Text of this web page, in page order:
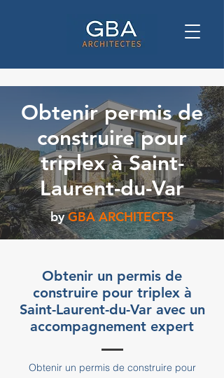
Obtenir permis de
construire pour
triplex à Saint-
Laurent-du-Var
by GBA ARCHITECTS
Obtenir un permis de
construire pour triplex à
Saint-Laurent-du-Var avec un
accompagnement expert
Obtenir un permis de construire pour